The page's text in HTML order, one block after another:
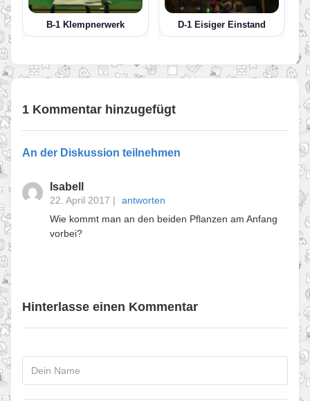
B-1 Klempnerwerk D-1 Eisiger Einstand
1 Kommentar hinzugefügt
An der Diskussion teilnehmen
Isabell
22. April 2017 |
antworten
Wie kommt man an den beiden Pflanzen am Anfang
vorbei?
Hinterlasse einen Kommentar